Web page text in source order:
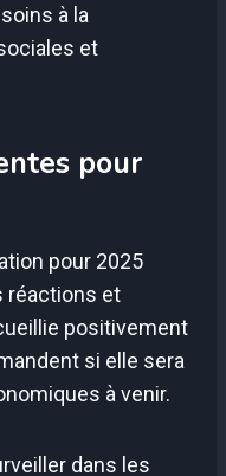
à la
et
pour
pour 2025
réactions et
positivement
si elle sera
à venir.
dans les